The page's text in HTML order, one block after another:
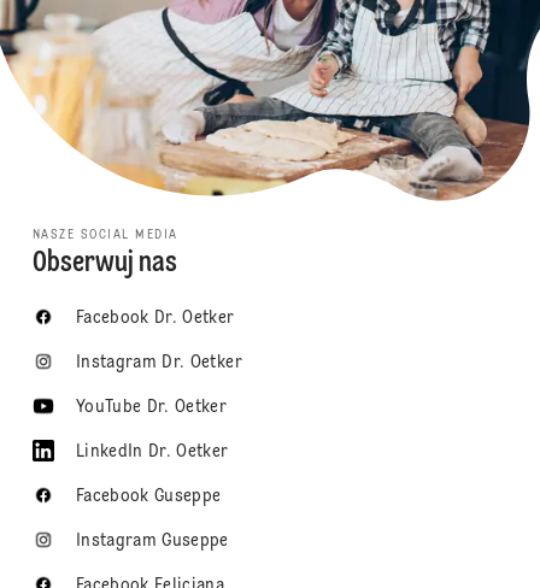
NASZE SOCIAL MEDIA
Obserwuj nas
Facebook Dr. Oetker
Instagram Dr. Oetker
YouTube Dr. Oetker
LinkedIn Dr. Oetker
Facebook Guseppe
Instagram Guseppe